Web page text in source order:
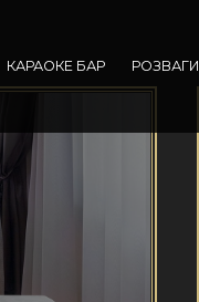
КАРАОКЕ БАР РОЗВАГИ